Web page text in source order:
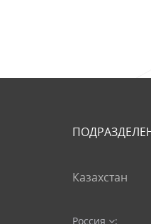
Казахстан
Россия :